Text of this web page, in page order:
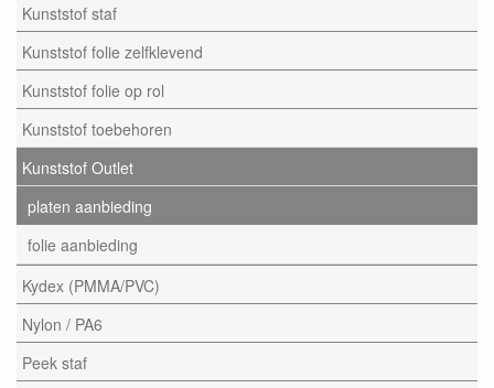
Kunststof staf
Kunststof folie zelfklevend
Kunststof folie op rol
Kunststof toebehoren
Kunststof Outlet
platen aanbieding
folie aanbieding
Kydex (PMMA/PVC)
Nylon / PA6
Peek staf